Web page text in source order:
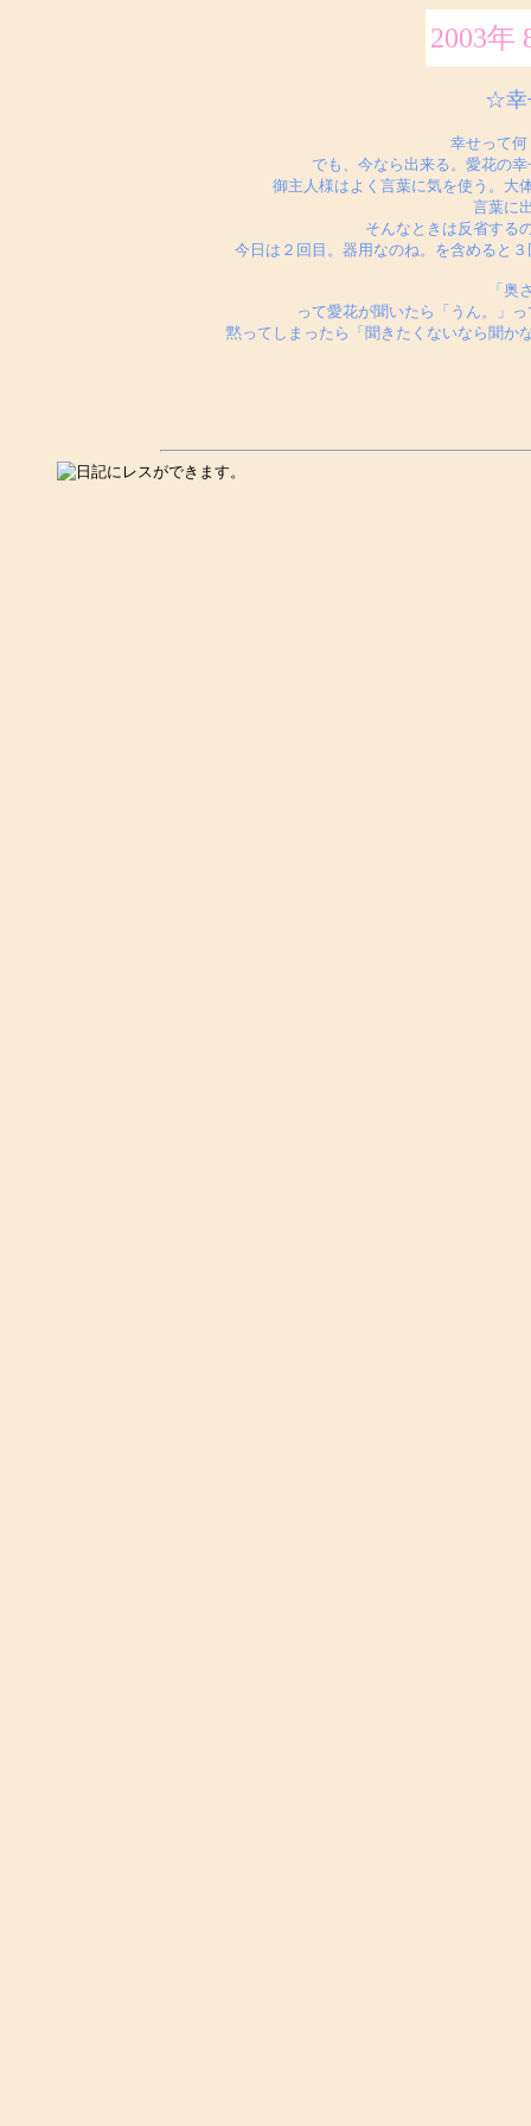
2003年
☆
幸せって
でも、今なら出来る。愛花の
御主人様はよく言葉に気を使う。大
言葉に
そんなときは反省する
今日は２回目。器用なのね。を含めると
「奥
って愛花が聞いたら「うん。」
黙ってしまったら「聞きたくないなら聞か